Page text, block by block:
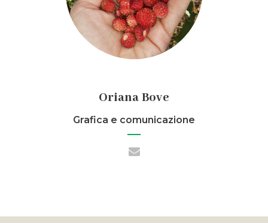
Oriana Bove
Grafica e comunicazione